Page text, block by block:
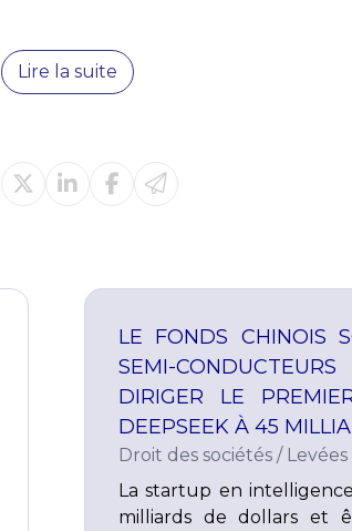
Lire la suite
LE FONDS CHINOIS
SEMI-
DIRIGER LE
DEEPSEEK À 45
Droit des sociétés /
La startup en
milliards de dollars et